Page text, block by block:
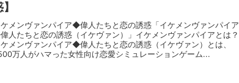
メンヴァンパイア◆偉人たちと恋の誘惑「イケメンヴァンパイア
人たちと恋の誘惑（イケヴァン）」イケメンヴァンパイアとは？
メンヴァンパイア◆偉人たちと恋の誘惑（イケヴァン）とは、
万人がハマった女性向け恋愛シミュレーションゲーム...